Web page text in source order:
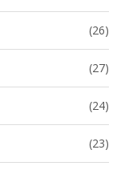
(26)
(27)
(24)
(23)